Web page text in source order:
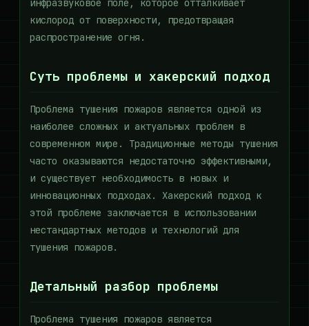
инфразвуковое поле, которое отталкивает
кислород от поверхности, предотвращая
распространение огня.
Суть проблемы и хакерский подход
Проблема тушения пожаров является одной из
наиболее сложных и актуальных проблем в
современном мире. Традиционные методы тушения
часто оказываются недостаточно эффективными,
и существует необходимость в новых и
инновационных подходах. Хакерский подход к
этой проблеме заключается в использовании
нестандартных методов и технологий для
тушения пожаров.
Детальный разбор проблемы
Проблема тушения пожаров является